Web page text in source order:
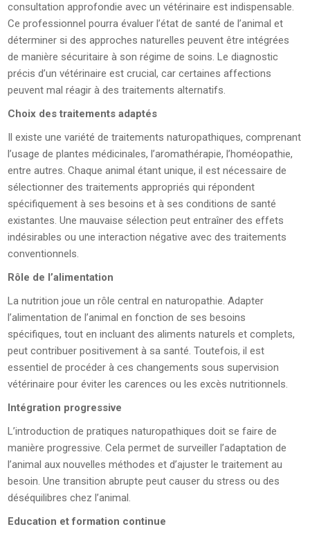
consultation approfondie avec un vétérinaire est indispensable.
Ce professionnel pourra évaluer l’état de santé de l’animal et
déterminer si des approches naturelles peuvent être intégrées
de manière sécuritaire à son régime de soins. Le diagnostic
précis d’un vétérinaire est crucial, car certaines affections
peuvent mal réagir à des traitements alternatifs.
Choix des traitements adaptés
Il existe une variété de traitements naturopathiques, comprenant
l’usage de plantes médicinales, l’aromathérapie, l’homéopathie,
entre autres. Chaque animal étant unique, il est nécessaire de
sélectionner des traitements appropriés qui répondent
spécifiquement à ses besoins et à ses conditions de santé
existantes. Une mauvaise sélection peut entraîner des effets
indésirables ou une interaction négative avec des traitements
conventionnels.
Rôle de l’alimentation
La nutrition joue un rôle central en naturopathie. Adapter
l’alimentation de l’animal en fonction de ses besoins
spécifiques, tout en incluant des aliments naturels et complets,
peut contribuer positivement à sa santé. Toutefois, il est
essentiel de procéder à ces changements sous supervision
vétérinaire pour éviter les carences ou les excès nutritionnels.
Intégration progressive
L’introduction de pratiques naturopathiques doit se faire de
manière progressive. Cela permet de surveiller l’adaptation de
l’animal aux nouvelles méthodes et d’ajuster le traitement au
besoin. Une transition abrupte peut causer du stress ou des
déséquilibres chez l’animal.
Education et formation continue